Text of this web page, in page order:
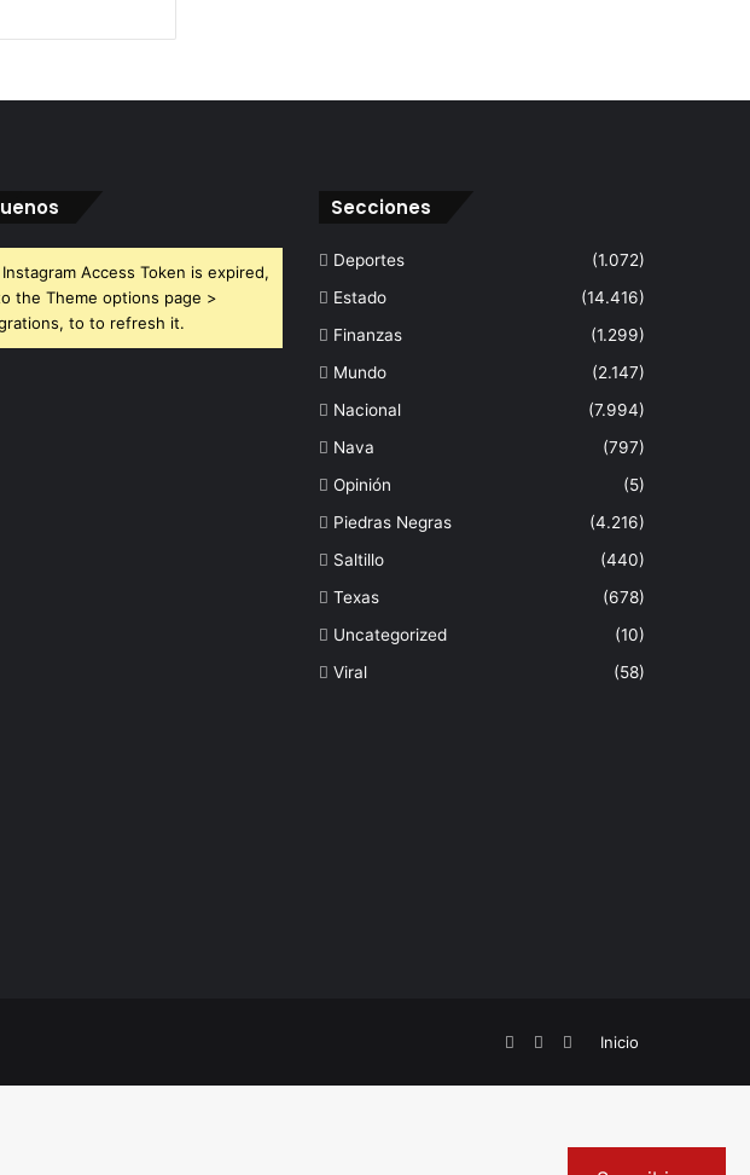
Access Token is expired,
the Theme options page >
to to refresh it.
Secciones
Deportes
(1.072)
Estado
(14.416)
Finanzas
(1.299)
Mundo
(2.147)
Nacional
(7.994)
Nava
(797)
Opinión
(5)
Piedras Negras
(4.216)
Saltillo
(440)
Texas
(678)
Uncategorized
(10)
Viral
(58)
Inicio
Facebook
TwitterInstagram